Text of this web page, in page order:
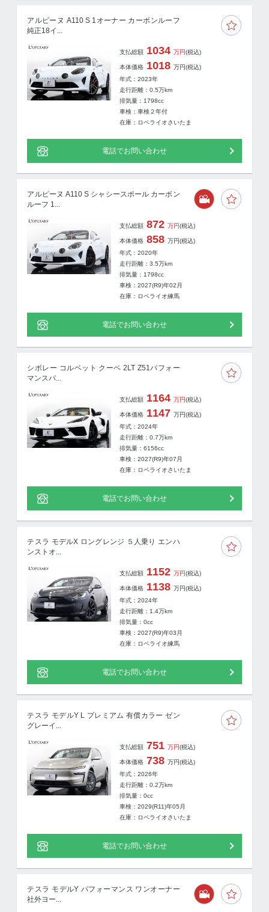
アルピーヌ A110 S 1オーナー カーボンルーフ
純正18イ...
支払総額 1034 万円(税込)
本体価格 1018 万円(税込)
年式：2023年
走行距離：0.5万km
排気量：1798cc
車検：車検２年付
在庫：ロペライオさいたま
電話でお問い合わせ
アルピーヌ A110 S シャシースポール カーボン
ルーフ 1...
支払総額 872 万円(税込)
本体価格 858 万円(税込)
年式：2020年
走行距離：3.5万km
排気量：1798cc
車検：2027(R9)年02月
在庫：ロペライオ練馬
電話でお問い合わせ
シボレー コルベット クーペ 2LT Z51パフォー
マンスパ...
支払総額 1164 万円(税込)
本体価格 1147 万円(税込)
年式：2024年
走行距離：0.7万km
排気量：6156cc
車検：2027(R9)年07月
在庫：ロペライオさいたま
電話でお問い合わせ
テスラ モデルX ロングレンジ ５人乗り エンハ
ンストオ...
支払総額 1152 万円(税込)
本体価格 1138 万円(税込)
年式：2024年
走行距離： 1.4万km
排気量：0cc
車検：2027(R9)年03月
在庫：ロペライオ練馬
電話でお問い合わせ
テスラ モデルY L プレミアム 有償カラー ゼン
グレーイ...
支払総額 751 万円(税込)
本体価格 738 万円(税込)
年式：2026年
走行距離：0.2万km
排気量：0cc
車検：2029(R11)年05月
在庫：ロペライオさいたま
電話でお問い合わせ
テスラ モデルY パフォーマンス ワンオーナー
社外ヨー...